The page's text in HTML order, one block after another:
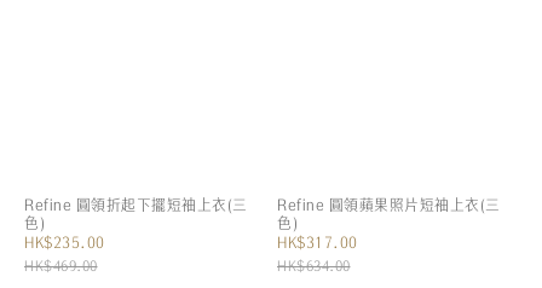
Refine 圓領折起下擺短袖上衣(三
色)
HK$235.00
HK$469.00
Refine 圓領蘋果照片短袖上衣(三
色)
HK$317.00
HK$634.00